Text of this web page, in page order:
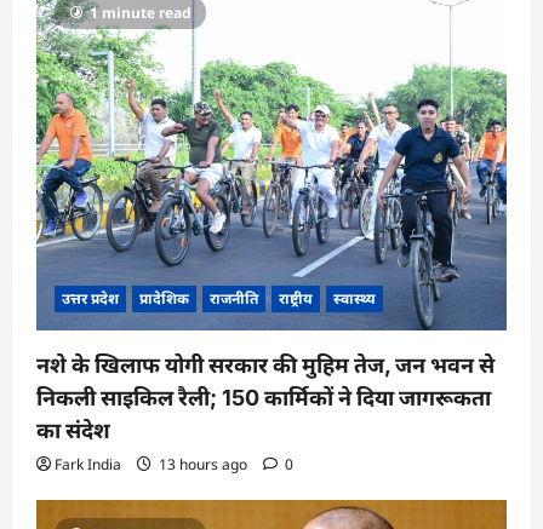
1 minute read
उत्तर प्रदेश प्रादेशिक राजनीति राष्ट्रीय स्वास्थ्य
नशे के खिलाफ योगी सरकार की मुहिम तेज, जन भवन से
निकली साइकिल रैली; 150 कार्मिकों ने दिया जागरूकता
का संदेश
Fark India 13 hours ago 0